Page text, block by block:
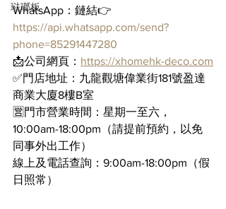
琺瑯板
WhatsApp：鏈結👉
https://api.whatsapp.com/send?
phone=85291447280
📩公司網頁： https://xhomehk-deco.com
✅門店地址：九龍觀塘偉業街181號盈達
商業大廈8樓B室
🈺門市營業時間：星期一至六，
10:00am-18:00pm（請提前預約，以免
同事外出工作）
線上及電話查詢：9:00am-18:00pm（假
日照常）